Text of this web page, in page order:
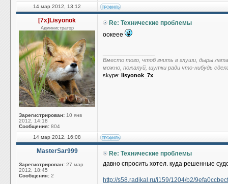
14 мар 2012, 13:12
[7x]Lisyonok
Администратор
Зарегистрирован: 10 янв
2012, 14:18
Сообщения: 804
Re: Технические проблемы
оокеее
Вместо того, чтоб гнить в глуши, дыры
можно, пожалуй, шутки ради что-нибудь
skype: lisyonok_7x
14 мар 2012, 16:08
MasterSar999
Зарегистрирован: 27 мар
2012, 18:45
Сообщения: 2
Re: Технические проблемы
давно спросить хотел. куда решенные
http://s58.radikal.ru/i159/1204/b2/